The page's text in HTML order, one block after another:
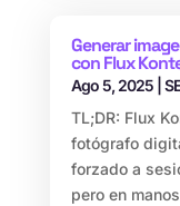
Generar
con Flux
Ago 5, 2025|
TL;DR: Flux
fotógrafo
forzado a
pero en